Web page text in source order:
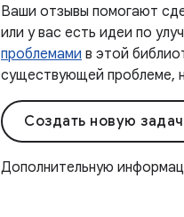
Ваши отзывы помогают
или у вас есть идеи по
проблемами в этой
существующей проблеме,
Создать новую
Дополнительную